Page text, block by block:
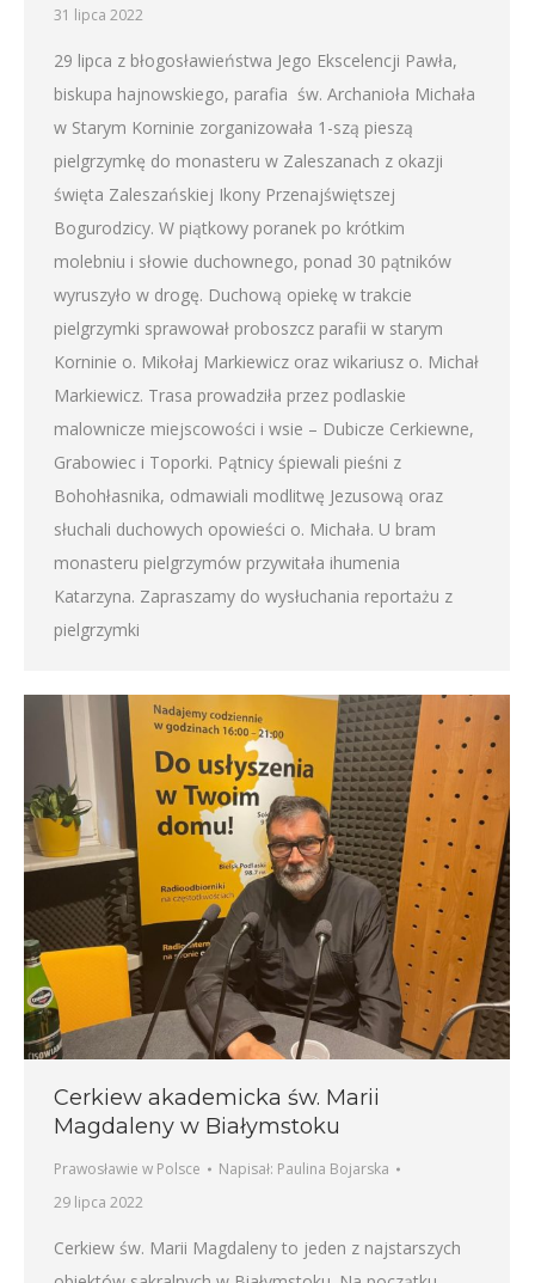
31 lipca 2022
29 lipca z błogosławieństwa Jego Ekscelencji Pawła,
biskupa hajnowskiego, parafia św. Archanioła Michała
w Starym Korninie zorganizowała 1-szą pieszą
pielgrzymkę do monasteru w Zaleszanach z okazji
święta Zaleszańskiej Ikony Przenajświętszej
Bogurodzicy. W piątkowy poranek po krótkim
molebniu i słowie duchownego, ponad 30 pątników
wyruszyło w drogę. Duchową opiekę w trakcie
pielgrzymki sprawował proboszcz parafii w starym
Korninie o. Mikołaj Markiewicz oraz wikariusz o. Michał
Markiewicz. Trasa prowadziła przez podlaskie
malownicze miejscowości i wsie – Dubicze Cerkiewne,
Grabowiec i Toporki. Pątnicy śpiewali pieśni z
Bohohłasnika, odmawiali modlitwę Jezusową oraz
słuchali duchowych opowieści o. Michała. U bram
monasteru pielgrzymów przywitała ihumenia
Katarzyna. Zapraszamy do wysłuchania reportażu z
pielgrzymki
Cerkiew akademicka św. Marii
Magdaleny w Białymstoku
Prawosławie w Polsce Napisał: Paulina Bojarska
29 lipca 2022
Cerkiew św. Marii Magdaleny to jeden z najstarszych